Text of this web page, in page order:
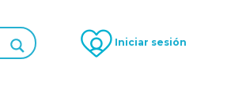
Iniciar sesión